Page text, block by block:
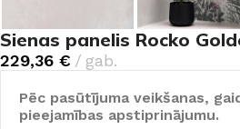
Sienas panelis Rocko
229,36 € gab.
Pēc pasūtījuma veikšanas,
pieejamības apstiprinājumu.